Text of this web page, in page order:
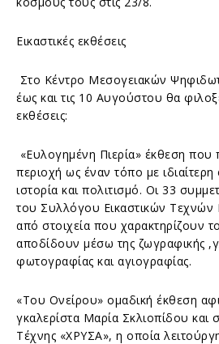
Εικαστικές εκθέσεις
Στο Κέντρο Μεσογειακών
έως και τις 10 Αυγούστου θα
εκθέσεις:
«Ευλογημένη Πιερία» έκθεση που
περιοχή ως έναν τόπο με
ιστορία και πολιτισμό. Οι 33
του Συλλόγου Εικαστικών Τεχνών
από στοιχεία που χαρακτηρίζουν
αποδίδουν μέσω της ζωγραφικής
φωτογραφίας και αγιογραφίας.
«Του Ονείρου» ομαδική έκθεση
γκαλερίστα Μαρία Σκλιοπίδου και
Τέχνης «ΧΡΥΣΑ», η οποία